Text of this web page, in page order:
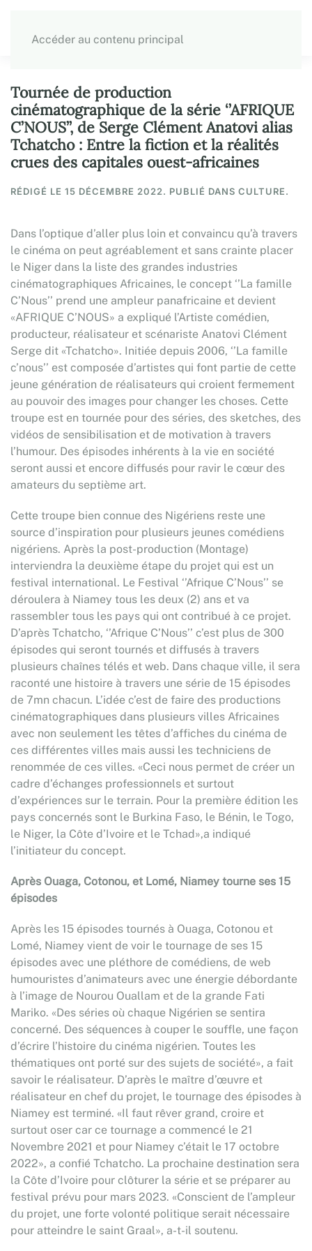
Accéder au contenu principal
Tournée de production
cinématographique de la série ‘’AFRIQUE
C’NOUS’’, de Serge Clément Anatovi alias
Tchatcho : Entre la fiction et la réalités
crues des capitales ouest-africaines
RÉDIGÉ LE 15 DÉCEMBRE 2022. PUBLIÉ DANS CULTURE.
Dans l’optique d’aller plus loin et convaincu qu’à travers
le cinéma on peut agréablement et sans crainte placer
le Niger dans la liste des grandes industries
cinématographiques Africaines, le concept ‘’La famille
C’Nous’’ prend une ampleur panafricaine et devient
«AFRIQUE C’NOUS» a expliqué l’Artiste comédien,
producteur, réalisateur et scénariste Anatovi Clément
Serge dit «Tchatcho». Initiée depuis 2006, ‘’La famille
c’nous’’ est composée d’artistes qui font partie de cette
jeune génération de réalisateurs qui croient fermement
au pouvoir des images pour changer les choses. Cette
troupe est en tournée pour des séries, des sketches, des
vidéos de sensibilisation et de motivation à travers
l’humour. Des épisodes inhérents à la vie en société
seront aussi et encore diffusés pour ravir le cœur des
amateurs du septième art.
Cette troupe bien connue des Nigériens reste une
source d’inspiration pour plusieurs jeunes comédiens
nigériens. Après la post-production (Montage)
interviendra la deuxième étape du projet qui est un
festival international. Le Festival ‘’Afrique C’Nous’’ se
déroulera à Niamey tous les deux (2) ans et va
rassembler tous les pays qui ont contribué à ce projet.
D’après Tchatcho, ‘’Afrique C’Nous’’ c’est plus de 300
épisodes qui seront tournés et diffusés à travers
plusieurs chaînes télés et web. Dans chaque ville, il sera
raconté une histoire à travers une série de 15 épisodes
de 7mn chacun. L’idée c’est de faire des productions
cinématographiques dans plusieurs villes Africaines
avec non seulement les têtes d’affiches du cinéma de
ces différentes villes mais aussi les techniciens de
renommée de ces villes. «Ceci nous permet de créer un
cadre d’échanges professionnels et surtout
d’expériences sur le terrain. Pour la première édition les
pays concernés sont le Burkina Faso, le Bénin, le Togo,
le Niger, la Côte d’Ivoire et le Tchad»,a indiqué
l’initiateur du concept.
Après Ouaga, Cotonou, et Lomé, Niamey tourne ses 15
épisodes
Après les 15 épisodes tournés à Ouaga, Cotonou et
Lomé, Niamey vient de voir le tournage de ses 15
épisodes avec une pléthore de comédiens, de web
humouristes d’animateurs avec une énergie débordante
à l’image de Nourou Ouallam et de la grande Fati
Mariko. «Des séries où chaque Nigérien se sentira
concerné. Des séquences à couper le souffle, une façon
d’écrire l’histoire du cinéma nigérien. Toutes les
thématiques ont porté sur des sujets de société», a fait
savoir le réalisateur. D’après le maître d’œuvre et
réalisateur en chef du projet, le tournage des épisodes à
Niamey est terminé. «Il faut rêver grand, croire et
surtout oser car ce tournage a commencé le 21
Novembre 2021 et pour Niamey c’était le 17 octobre
2022», a confié Tchatcho. La prochaine destination sera
la Côte d’Ivoire pour clôturer la série et se préparer au
festival prévu pour mars 2023. «Conscient de l’ampleur
du projet, une forte volonté politique serait nécessaire
pour atteindre le saint Graal», a-t-il soutenu.